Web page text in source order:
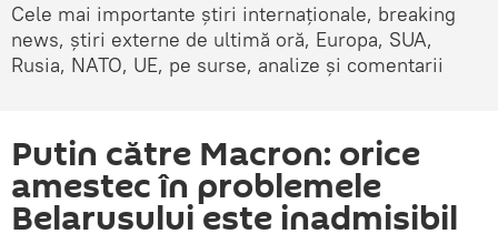
Cele mai importante știri internaționale, breaking
news, știri externe de ultimă oră, Europa, SUA,
Rusia, NATO, UE, pe surse, analize și comentarii
Putin către Macron: orice
amestec în problemele
Belarusului este inadmisibil